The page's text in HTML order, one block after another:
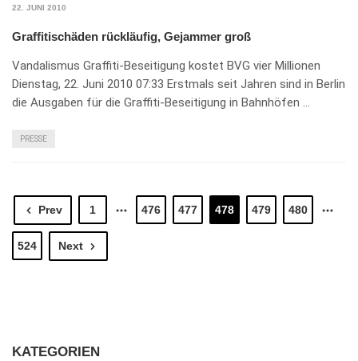
22. JUNI 2010
Graffitischäden rückläufig, Gejammer groß
Vandalismus Graffiti-Beseitigung kostet BVG vier Millionen
Dienstag, 22. Juni 2010 07:33 Erstmals seit Jahren sind in Berlin
die Ausgaben für die Graffiti-Beseitigung in Bahnhöfen …
PRESSE
Prev 1 476 477 478 479 480
524 Next
KATEGORIEN